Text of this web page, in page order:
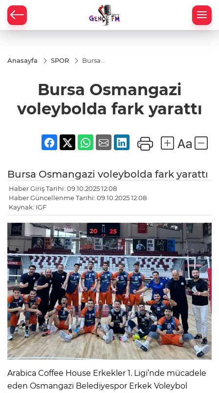
Anasayfa SPOR
Bursa
fark yarattı
Bursa Osmangazi
voleybolda fark yarattı
Bursa Osmangazi voleybolda fark yarattı
Haber Giriş Tarihi: 09.10.2025 12:08
Haber Güncellenme Tarihi: 09.10.2025 12:08
Kaynak: IGF
Arabica Coffee House Erkekler 1. Ligi’nde mücadele
eden Osmangazi Belediyespor Erkek Voleybol